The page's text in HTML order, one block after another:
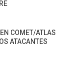
COMET/ATLAS
ATACANTES